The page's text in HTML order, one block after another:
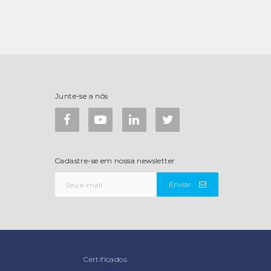
Junte-se a nós
Cadastre-se em nossa newsletter
Enviar
Certificados